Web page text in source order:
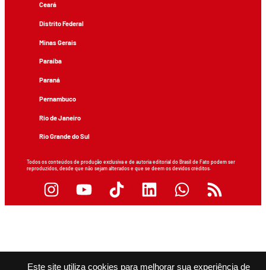
Este site utiliza cookies para melhorar sua experiência de
Ceará
Distrito Federal
Minas Gerais
Paraíba
Paraná
Pernambuco
Rio de Janeiro
Rio Grande do Sul
Todos os conteúdos de produção exclusiva e de autoria editorial do Brasil de Fato podem ser
reproduzidos, desde que não sejam alterados e que se deem os devidos créditos.